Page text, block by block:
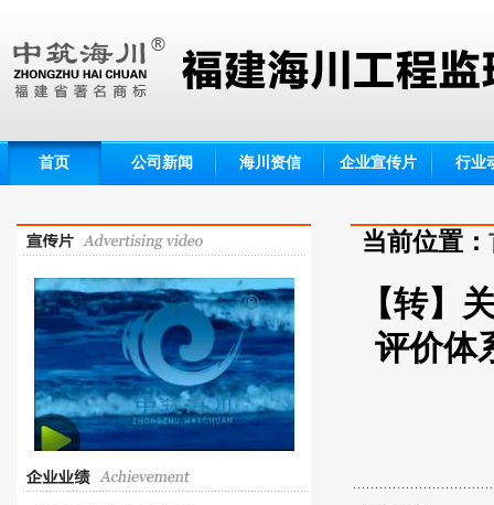
首页 公司新闻 海川资信 企业宣传片 行业
当前位置：
【转】
评价体